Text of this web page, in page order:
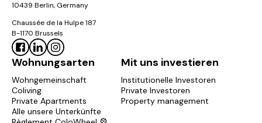
10439 Berlin, Germany
Chaussée de la Hulpe 187
B-1170 Brussels
Wohnungsarten
Wohngemeinschaft
Coliving
Private Apartments
Alle unsere Unterkünfte
Mit uns investieren
Institutionelle Investoren
Private Investoren
Property management